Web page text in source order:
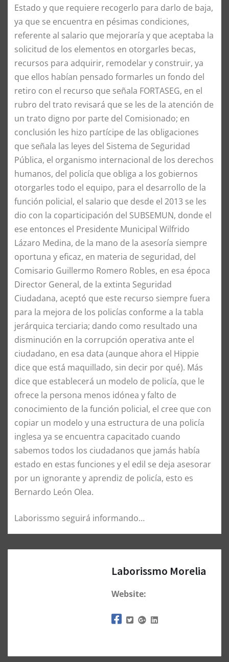
Estado y que requiere recogerlo para darlo de baja,
ya que se encuentra en pésimas condiciones,
referente al salario que mejoraría y que aceptaba la
solicitud de los elementos en otorgarles becas,
recursos para adquirir, remodelar y construir, ya
que ellos habían pensado formarles un fondo del
retiro con el recurso que señala FORTASEG, en el
rubro del trato revisará que se les de la atención de
un trato digno por parte del Comisionado; en
conclusión les hizo partícipe de las obligaciones
que señala las leyes del Sistema de Seguridad
Pública, el organismo internacional de los derechos
humanos, del policía que obliga a los gobiernos
otorgarles todo el equipo, para el desarrollo de la
función policial, el salario que desde el 2013 se les
dio con la coparticipación del SUBSEMUN, donde el
ese entonces el Presidente Municipal Wilfrido
Lázaro Medina, de la mano de la asesoría siempre
oportuna y eficaz, en materia de seguridad, del
Comisario Guillermo Romero Robles, en esa época
Director General, de la extinta Seguridad
Ciudadana, aceptó que este recurso siempre fuera
para la mejora de los policías conforme a la tabla
jerárquica terciaria; dando como resultado una
disminución en la corrupción operativa ante el
ciudadano, en esa data (aunque ahora el Hippie
dice que está maquillado, sin decir por qué). Más
dice que establecerá un modelo de policía, que le
ofrece la persona menos idónea y falto de
conocimiento de la función policial, el cree que con
copiar un modelo y una estructura de una policía
inglesa ya se encuentra capacitado cuando
sabemos todos los ciudadanos que jamás había
estado en estas funciones y el edil se deja asesorar
por un ignorante y aprendiz de policía, esto es
Bernardo León Olea.
Laborissmo seguirá informando…
Laborissmo Morelia
Website: